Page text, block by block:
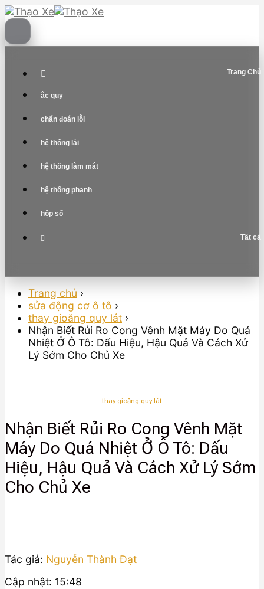
Skip
to
content
Trang Chủ
ắc quy
chẩn đoán lỗi
hệ thống lái
hệ thống làm mát
hệ thống phanh
hộp số
Tất cả
Trang chủ ›
sửa động cơ ô tô ›
thay gioăng quy lát ›
Nhận Biết Rủi Ro Cong Vênh Mặt Máy Do Quá
Nhiệt Ở Ô Tô: Dấu Hiệu, Hậu Quả Và Cách Xử
Lý Sớm Cho Chủ Xe
thay gioăng quy lát
Nhận Biết Rủi Ro Cong Vênh Mặt
Máy Do Quá Nhiệt Ở Ô Tô: Dấu
Hiệu, Hậu Quả Và Cách Xử Lý Sớm
Cho Chủ Xe
Tác giả: Nguyễn Thành Đạt
Cập nhật: 15:48